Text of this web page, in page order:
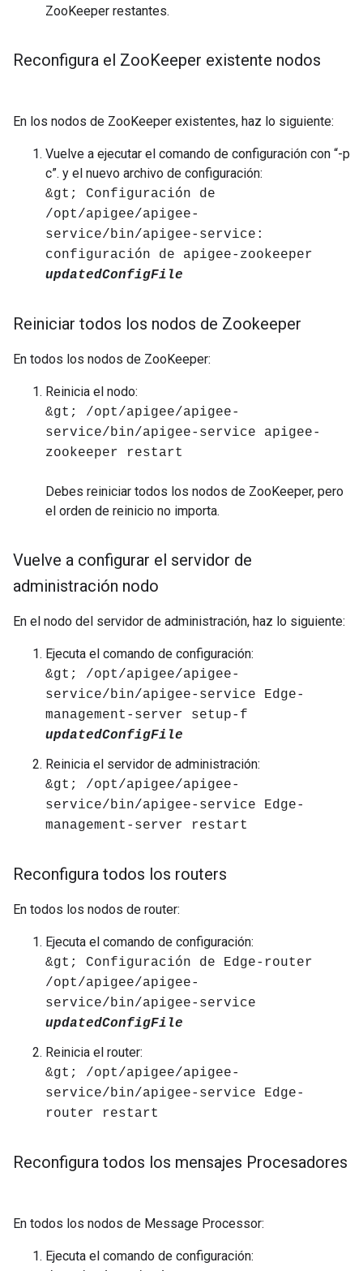
ZooKeeper restantes.
Reconfigura el ZooKeeper existente nodos
En los nodos de ZooKeeper existentes, haz lo siguiente:
Vuelve a ejecutar el comando de configuración con “-p
c”. y el nuevo archivo de configuración:
&gt; Configuración de
/opt/apigee/apigee-
service/bin/apigee-service:
configuración de apigee-zookeeper
updatedConfigFile
Reiniciar todos los nodos de Zookeeper
En todos los nodos de ZooKeeper:
Reinicia el nodo:
&gt; /opt/apigee/apigee-
service/bin/apigee-service apigee-
zookeeper restart
Debes reiniciar todos los nodos de ZooKeeper, pero
el orden de reinicio no importa.
Vuelve a configurar el servidor de
administración nodo
En el nodo del servidor de administración, haz lo siguiente:
Ejecuta el comando de configuración:
&gt; /opt/apigee/apigee-
service/bin/apigee-service Edge-
management-server setup-f
updatedConfigFile
Reinicia el servidor de administración:
&gt; /opt/apigee/apigee-
service/bin/apigee-service Edge-
management-server restart
Reconfigura todos los routers
En todos los nodos de router:
Ejecuta el comando de configuración:
&gt; Configuración de Edge-router
/opt/apigee/apigee-
service/bin/apigee-service
updatedConfigFile
Reinicia el router:
&gt; /opt/apigee/apigee-
service/bin/apigee-service Edge-
router restart
Reconfigura todos los mensajes Procesadores
En todos los nodos de Message Processor:
Ejecuta el comando de configuración: